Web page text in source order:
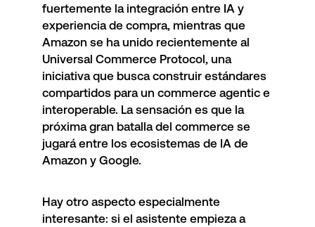
fuertemente la integración entre IA y
experiencia de compra, mientras que
Amazon se ha unido recientemente al
Universal Commerce Protocol, una
iniciativa que busca construir estándares
compartidos para un commerce agentic e
interoperable. La sensación es que la
próxima gran batalla del commerce se
jugará entre los ecosistemas de IA de
Amazon y Google.
Hay otro aspecto especialmente
interesante: si el asistente empieza a